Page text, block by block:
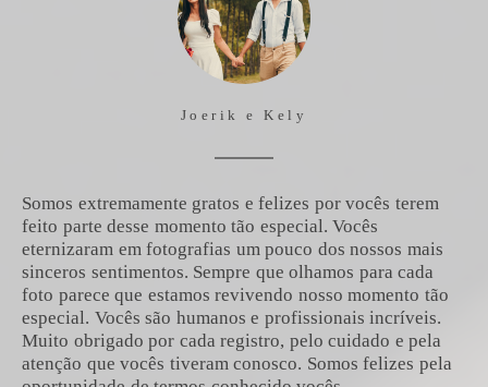
Joerik e Kely
Somos extremamente gratos e felizes por vocês terem
feito parte desse momento tão especial. Vocês
eternizaram em fotografias um pouco dos nossos mais
sinceros sentimentos. Sempre que olhamos para cada
foto parece que estamos revivendo nosso momento tão
especial. Vocês são humanos e profissionais incríveis.
Muito obrigado por cada registro, pelo cuidado e pela
atenção que vocês tiveram conosco. Somos felizes pela